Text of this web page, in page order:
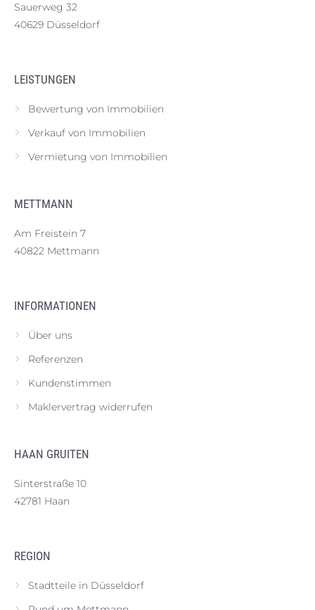
Sauerweg 32
40629 Düsseldorf
LEISTUNGEN
Bewertung von Immobilien
Verkauf von Immobilien
Vermietung von Immobilien
METTMANN
Am Freistein 7
40822 Mettmann
INFORMATIONEN
Über uns
Referenzen
Kundenstimmen
Maklervertrag widerrufen
HAAN GRUITEN
Sinterstraße 10
42781 Haan
REGION
Stadtteile in Düsseldorf